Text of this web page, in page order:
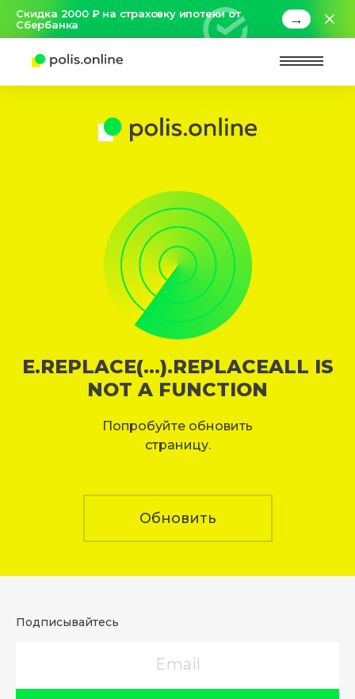
Скидка 2000 ₽ на страховку ипотеки от
Сбербанка
→
E.REPLACE(...).REPLACEALL IS
NOT A FUNCTION
Попробуйте обновить
страницу.
Обновить
Подписывайтесь